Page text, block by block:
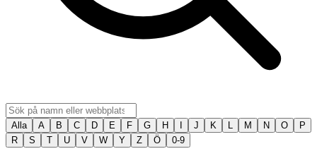
Alla A B C D E F G H J K L M N O
P
R
S T U V W Y Z Ö 0-9